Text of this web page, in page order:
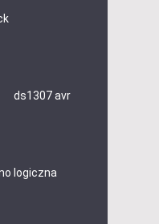
ds1307 avr
logiczna